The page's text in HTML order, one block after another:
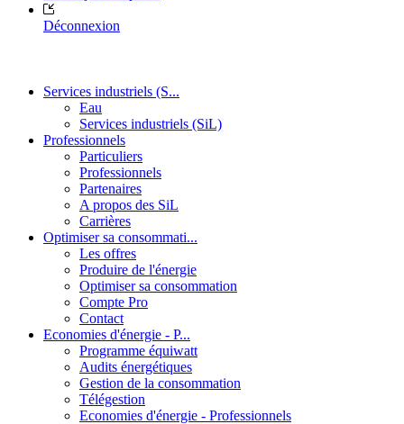
Déconnexion
Services industriels (S...
Eau
Services industriels (SiL)
Professionnels
Particuliers
Professionnels
Partenaires
A propos des SiL
Carrières
Optimiser sa consommati...
Les offres
Produire de l'énergie
Optimiser sa consommation
Compte Pro
Contact
Economies d'énergie - P...
Programme équiwatt
Audits énergétiques
Gestion de la consommation
Télégestion
Economies d'énergie - Professionnels